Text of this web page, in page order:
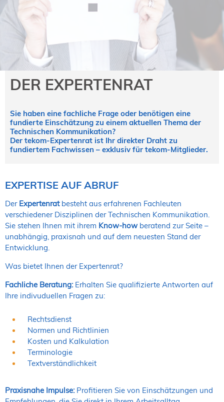
NORDIC TechKomm Kopenhagen
23.-24. September 2026
tekom-Jahrestagung 2026
10.-12. November, 2026 in Stuttgart
Mitglied werden
Expertenrat
Stellenangebote
Stellengesuche
Dienstleister
Regionalgruppen
DER EXPERTENRAT
Sie haben eine fachliche Frage oder benötigen eine
fundierte Einschätzung zu einem aktuellen Thema der
Technischen Kommunikation?
Der tekom-Expertenrat ist Ihr direkter Draht zu
fundiertem Fachwissen – exklusiv für tekom-Mitglieder.
EXPERTISE AUF ABRUF
DerExpertenratbesteht aus erfahrenen Fachleuten
verschiedener Disziplinen der Technischen Kommunikation.
Sie stehen Ihnen mit ihrem Know-how beratend zur Seite –
unabhängig, praxisnah und auf dem neuesten Stand der
Entwicklung.
Was bietet Ihnen der Expertenrat?
Fachliche Beratung:Erhalten Sie qualifizierte Antworten auf
Ihre indivuduellen Fragen zu:
Rechtsdienst
Normen und Richtlinien
Kosten und Kalkulation
Terminologie
Textverständlichkeit
Praxisnahe Impulse:Profitieren Sie von Einschätzungen und